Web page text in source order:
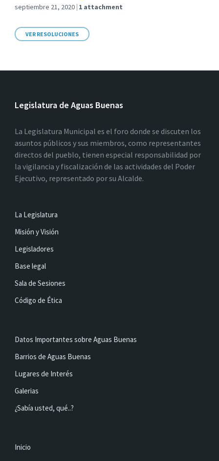
septiembre 21, 2020 1 attachment
VER RESOLUCIONES
Legislatura de Aguas Buenas
La Legislatura Municipal es el foro donde se discuten los
asuntos públicos y sus miembros, como representantes
directos del pueblo, tienen especial responsabilidad por
la vigilancia y fiscalización de las actividades del Poder
Ejecutivo, representado por su Alcalde.
La Legislatura
Misión y Visión
Legisladores
Base legal
Sala de Sesiones
Código de Ética
Datos Importantes sobre Aguas Buenas
Barrios de Aguas Buenas
Lugares de Interés
Galerias
¿Sabía usted, qué..?
Inicio